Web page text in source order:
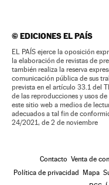
©EDICIONES EL PAÍS
EL PAÍS ejerce la oposición
la elaboración de revistas de
también realiza la reserva
comunicación pública de sus
prevista en el artículo 33.1 del
de las reproducciones y usos
este sitio web a medios de
adecuados a tal fin de
24/2021, de 2 de noviembre
Contacto Venta de
Política de privacidad Mapa